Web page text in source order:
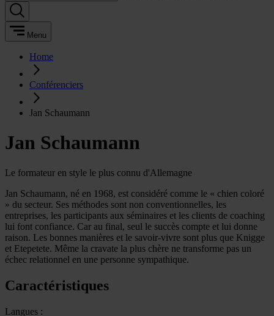
Menu
Home
Conférenciers
Jan Schaumann
Jan Schaumann
Le formateur en style le plus connu d'Allemagne
Jan Schaumann, né en 1968, est considéré comme le « chien coloré
» du secteur. Ses méthodes sont non conventionnelles, les
entreprises, les participants aux séminaires et les clients de coaching
lui font confiance. Car au final, seul le succès compte et lui donne
raison. Les bonnes manières et le savoir-vivre sont plus que Knigge
et Etepetete. Même la cravate la plus chère ne transforme pas un
échec relationnel en une personne sympathique.
Caractéristiques
Langues :